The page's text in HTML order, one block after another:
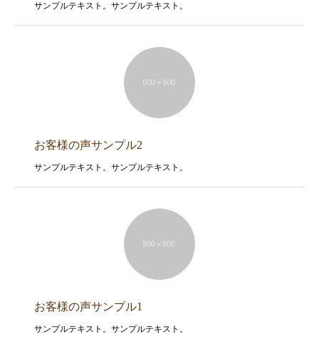
サンプルテキスト。サンプルテキスト。
お客様の声サンプル2
サンプルテキスト。サンプルテキスト。
お客様の声サンプル1
サンプルテキスト。サンプルテキスト。